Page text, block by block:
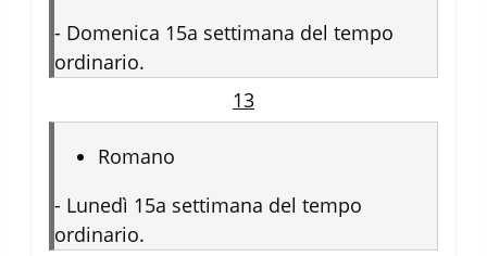
- Domenica 15a settimana del tempo
ordinario.
13
Romano
- Lunedì 15a settimana del tempo
ordinario.